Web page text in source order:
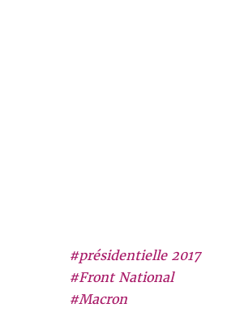
#présidentielle 2017
#Front National
#Macron